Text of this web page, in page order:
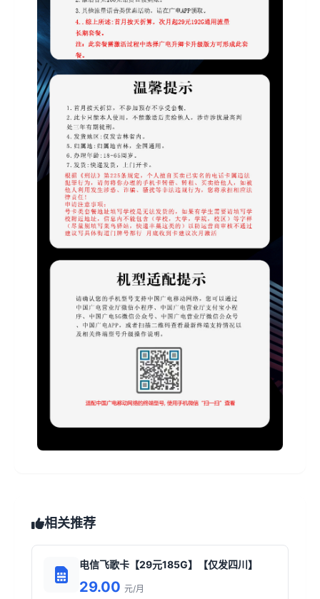
相关推荐
电信飞歌卡【29元185G】【仅发四川】
29.00 元/月